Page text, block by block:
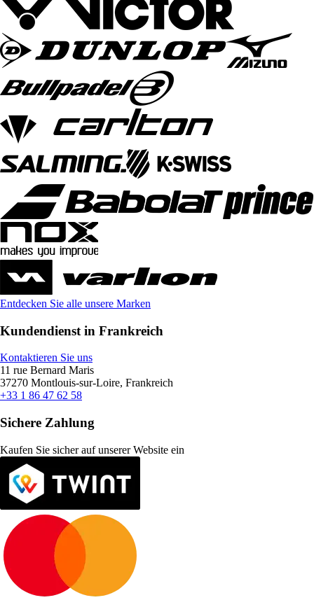
Entdecken Sie alle unsere Marken
Kundendienst in Frankreich
Kontaktieren Sie uns
11 rue Bernard Maris
37270 Montlouis-sur-Loire, Frankreich
+33 1 86 47 62 58
Sichere Zahlung
Kaufen Sie sicher auf unserer Website ein